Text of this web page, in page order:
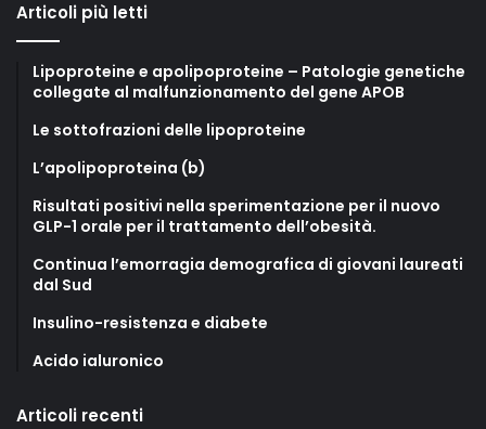
Articoli più letti
Lipoproteine e apolipoproteine – Patologie genetiche
collegate al malfunzionamento del gene APOB
Le sottofrazioni delle lipoproteine
L’apolipoproteina (b)
Risultati positivi nella sperimentazione per il nuovo
GLP-1 orale per il trattamento dell’obesità.
Continua l’emorragia demografica di giovani laureati
dal Sud
Insulino-resistenza e diabete
Acido ialuronico
Articoli recenti